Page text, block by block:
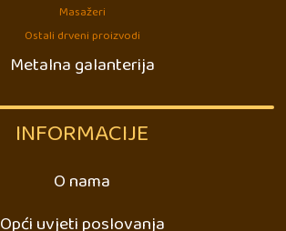
Masažeri
Ostali drveni proizvodi
Metalna galanterija
INFORMACIJE
O nama
Opći uvjeti poslovanja